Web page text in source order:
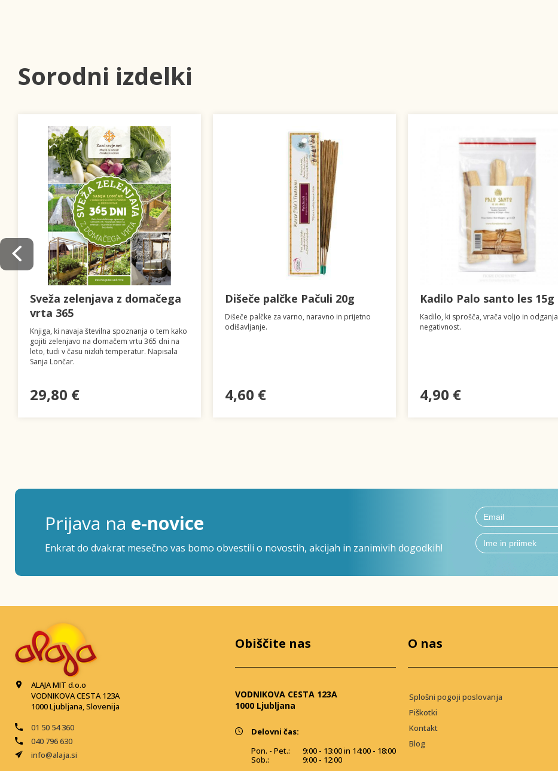
Sorodni izdelki
Sveža zelenjava z domačega
vrta 365
Knjiga, ki navaja številna spoznanja o tem kako
gojiti zelenjavo na domačem vrtu 365 dni na
leto, tudi v času nizkih temperatur. Napisala
Sanja Lončar.
29,80 €
Dišeče palčke Pačuli 20g
Dišeče palčke za varno, naravno in prijetno
odišavljanje.
4,60 €
Kadilo Palo santo les 15g
Kadilo, ki sprošča, vrača voljo in odganja
negativnost.
4,90 €
Prijava na e-novice
Enkrat do dvakrat mesečno vas bomo obvestili o novostih, akcijah in zanimivih dogodkih!
ALAJA MIT d.o.o
VODNIKOVA CESTA 123A
1000 Ljubljana, Slovenija
01 50 54 360
040 796 630
info@alaja.si
Obiščite nas
VODNIKOVA CESTA 123A
1000 Ljubljana
Delovni čas:
Pon. - Pet.:
Sob.:
9:00 - 13:00 in 14:00 - 18:00
9:00 - 12:00
O nas
Splošni pogoji poslovanja
Piškotki
Kontakt
Blog